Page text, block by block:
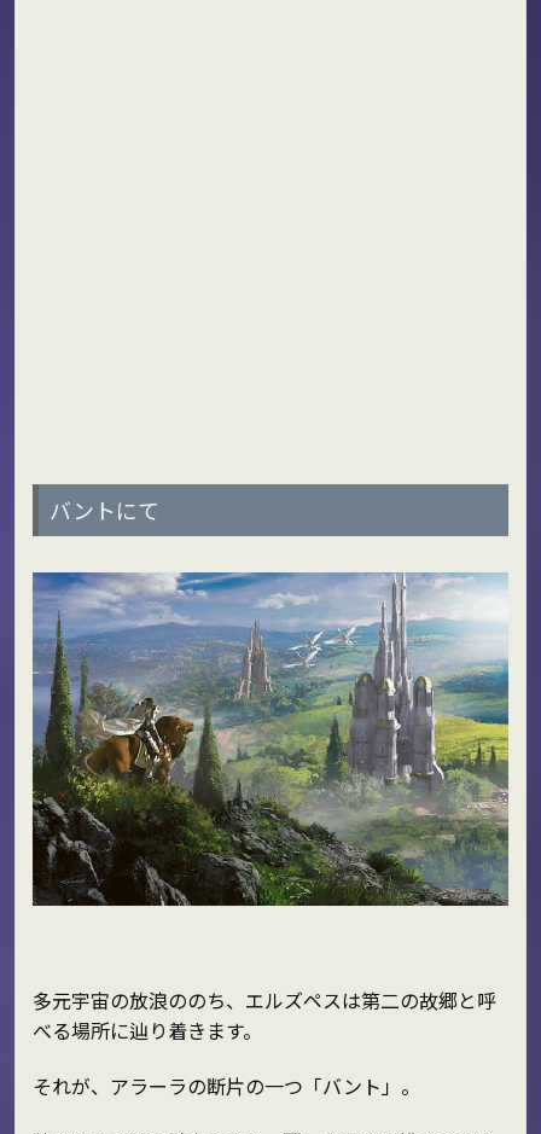
バントにて
多元宇宙の放浪ののち、エルズペスは第二の故郷と呼
べる場所に辿り着きます。
それが、アラーラの断片の一つ「バント」。